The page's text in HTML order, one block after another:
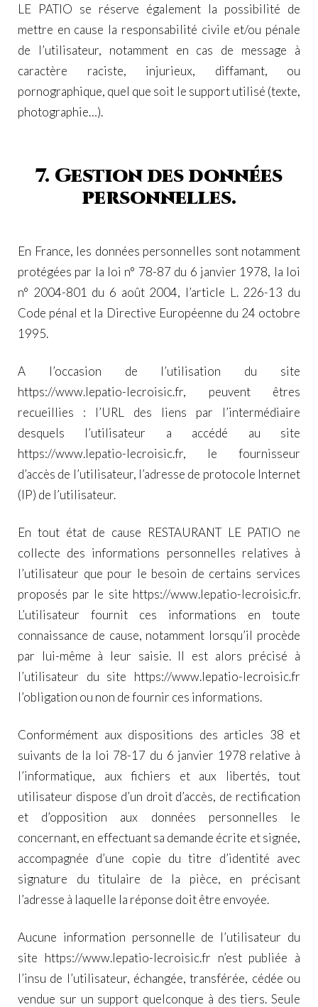
LE PATIO se réserve également la possibilité de
mettre en cause la responsabilité civile et/ou pénale
de l’utilisateur, notamment en cas de message à
caractère raciste, injurieux, diffamant, ou
pornographique, quel que soit le support utilisé (texte,
photographie…).
7. Gestion des données
personnelles.
En France, les données personnelles sont notamment
protégées par la loi n° 78-87 du 6 janvier 1978, la loi
n° 2004-801 du 6 août 2004, l’article L. 226-13 du
Code pénal et la Directive Européenne du 24 octobre
1995.
A l’occasion de l’utilisation du site
https://www.lepatio-lecroisic.fr, peuvent êtres
recueillies : l’URL des liens par l’intermédiaire
desquels l’utilisateur a accédé au site
https://www.lepatio-lecroisic.fr, le fournisseur
d’accès de l’utilisateur, l’adresse de protocole Internet
(IP) de l’utilisateur.
En tout état de cause RESTAURANT LE PATIO ne
collecte des informations personnelles relatives à
l’utilisateur que pour le besoin de certains services
proposés par le site https://www.lepatio-lecroisic.fr.
L’utilisateur fournit ces informations en toute
connaissance de cause, notamment lorsqu’il procède
par lui-même à leur saisie. Il est alors précisé à
l’utilisateur du site https://www.lepatio-lecroisic.fr
l’obligation ou non de fournir ces informations.
Conformément aux dispositions des articles 38 et
suivants de la loi 78-17 du 6 janvier 1978 relative à
l’informatique, aux fichiers et aux libertés, tout
utilisateur dispose d’un droit d’accès, de rectification
et d’opposition aux données personnelles le
concernant, en effectuant sa demande écrite et signée,
accompagnée d’une copie du titre d’identité avec
signature du titulaire de la pièce, en précisant
l’adresse à laquelle la réponse doit être envoyée.
Aucune information personnelle de l’utilisateur du
site https://www.lepatio-lecroisic.fr n’est publiée à
l’insu de l’utilisateur, échangée, transférée, cédée ou
vendue sur un support quelconque à des tiers. Seule